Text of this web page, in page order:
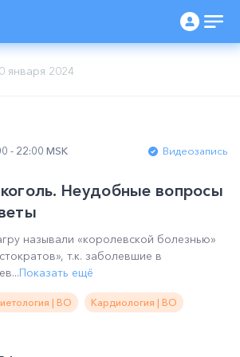
января 2024
- 22:00 MSK
Видеозапись
Неудобные вопросы
называли «королевской болезнью»
т.к. заболевшие в
Показать ещё
| ВО Кардиология | ВО